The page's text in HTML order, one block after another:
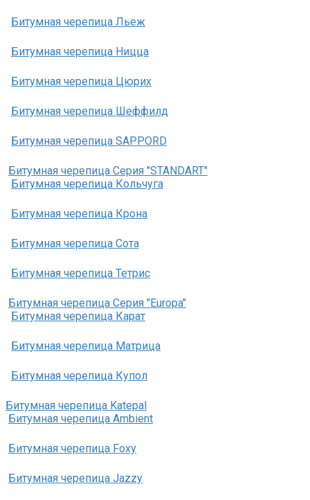
Битумная черепица Льеж
Битумная черепица Ницца
Битумная черепица Цюрих
Битумная черепица Шеффилд
Битумная черепица SAPPORD
Битумная черепица Серия "STANDART"
Битумная черепица Кольчуга
Битумная черепица Крона
Битумная черепица Сота
Битумная черепица Тетрис
Битумная черепица Серия "Europa"
Битумная черепица Карат
Битумная черепица Матрица
Битумная черепица Купол
Битумная черепица Katepal
Битумная черепица Ambient
Битумная черепица Foxy
Битумная черепица Jazzy